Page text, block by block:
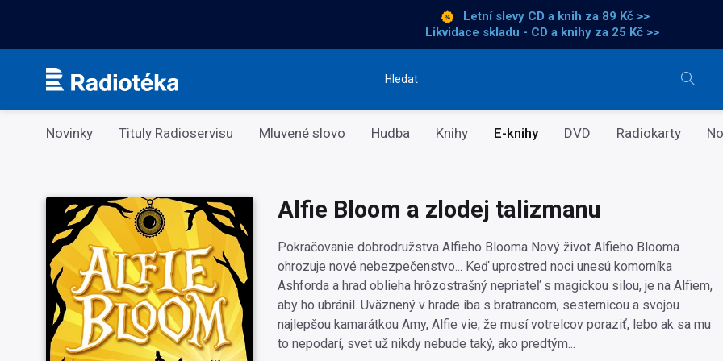
Letní slevy CD a knih za 89 Kč >>
Likvidace skladu - CD a knihy za 25 Kč >>
Vyhledávání
Kategorie
Novinky Tituly Radioservisu Mluvené slovo Hudba Knihy E-knihy DVD Radiokarty
Alfie Bloom a zlodej talizmanu
Pokračovanie dobrodružstva Alfieho Blooma Nový život Alfieho Blooma
ohrozuje nové nebezpečenstvo... Keď uprostred noci unesú komorníka
Ashforda a hrad oblieha hrôzostrašný nepriateľ s magickou silou, je na Alfiem,
aby ho ubránil. Uväznený v hrade iba s bratrancom, sesternicou a svojou
najlepšou kamarátkou Amy, Alfie vie, že musí votrelcov poraziť, lebo ak sa mu
to nepodarí, svet už nikdy nebude taký, ako predtým...